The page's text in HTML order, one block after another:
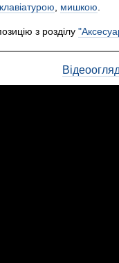
клавіатурою мишкою
з розділу
Відеоогляд